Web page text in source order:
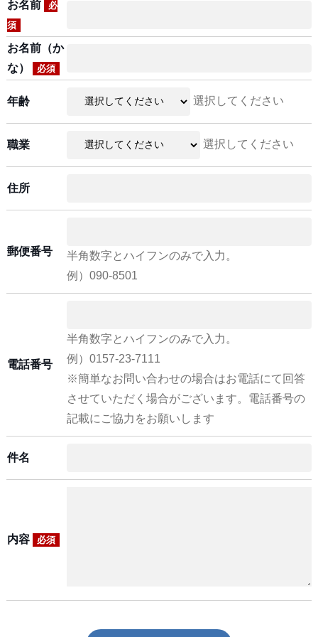
お名前
必
須
お名前（か
な）
必須
年齢 選択してください
職業 選択してください
住所
郵便番号
半角数字とハイフンのみで入力。
例）090-8501
電話番号
半角数字とハイフンのみで入力。
例）0157-23-7111
※簡単なお問い合わせの場合はお電話にて回答
させていただく場合がございます。電話番号の
記載にご協力をお願いします
件名
内容 必須